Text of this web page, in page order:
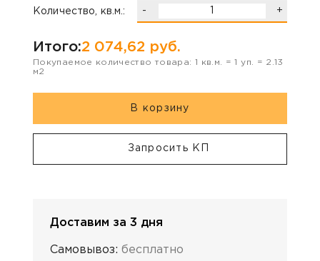
Количество, кв.м.: - +
Итого:2 074,62 руб.
Покупаемое количество товара: 1 кв.м. =1 уп. = 2.13
м2
В корзину
Запросить КП
Доставим за 3 дня
Самовывоз: бесплатно